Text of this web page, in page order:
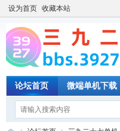
设为首页 收藏本站
论坛首页 微端单机下载